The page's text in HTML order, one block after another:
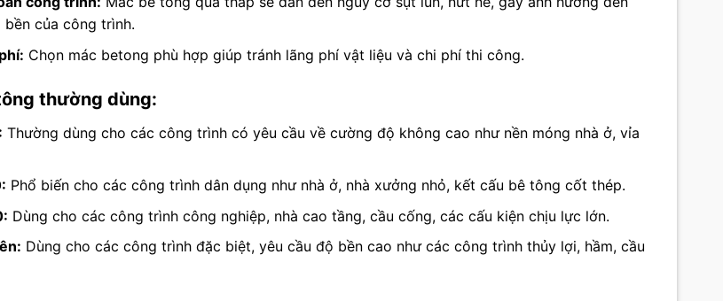
của công trình.
Chọn mác betong phù hợp giúp tránh lãng phí vật liệu và chi phí thi công.
thường dùng:
Thường dùng cho các công trình có yêu cầu về cường độ không cao như nền móng nhà ở, vỉa
Phổ biến cho các công trình dân dụng như nhà ở, nhà xưởng nhỏ, kết cấu bê tông cốt thép.
Dùng cho các công trình công nghiệp, nhà cao tầng, cầu cống, các cấu kiện chịu lực lớn.
Dùng cho các công trình đặc biệt, yêu cầu độ bền cao như các công trình thủy lợi, hầm, cầu